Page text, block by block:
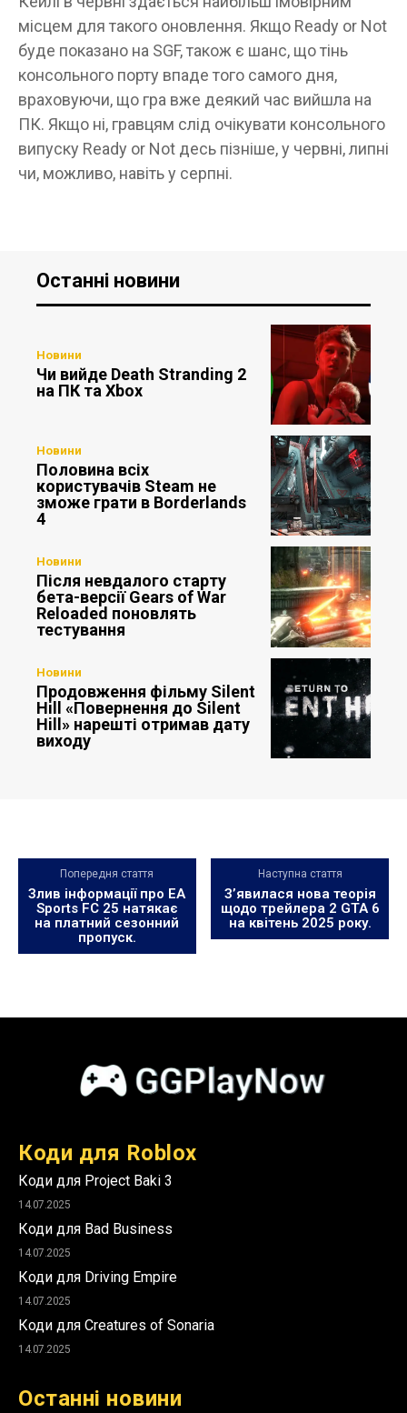
місцем для такого оновлення. Якщо Ready or Not
буде показано на SGF, також є шанс, що тінь
консольного порту впаде того самого дня,
враховуючи, що гра вже деякий час вийшла на
ПК. Якщо ні, гравцям слід очікувати консольного
випуску Ready or Not десь пізніше, у червні, липні
чи, можливо, навіть у серпні.
Останні новини
Новини
Чи вийде Death Stranding 2
на ПК та Xbox
Новини
Половина всіх
користувачів Steam не
зможе грати в Borderlands
4
Новини
Після невдалого старту
бета-версії Gears of War
Reloaded поновлять
тестування
Новини
Продовження фільму Silent
Hill «Повернення до Silent
Hill» нарешті отримав дату
виходу
Попередня стаття
Злив інформації про EA
Sports FC 25 натякає
на платний сезонний
пропуск.
Наступна стаття
З’явилася нова теорія
щодо трейлера 2 GTA 6
на квітень 2025 року.
Коди для Roblox
Коди для Project Baki 3
14.07.2025
Коди для Bad Business
14.07.2025
Коди для Driving Empire
14.07.2025
Коди для Creatures of Sonaria
14.07.2025
Останні новини